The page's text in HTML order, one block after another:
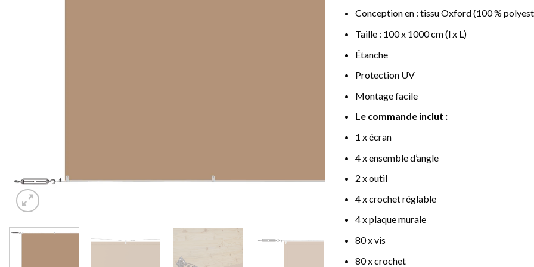
Conception en : tissu Oxford (100 %
Taille : 100 x 1000 cm (l x L)
Étanche
Protection UV
Montage facile
Le commande inclut :
1 x écran
4 x ensemble d’angle
2 x outil
4 x crochet réglable
4 x plaque murale
80 x vis
80 x crochet